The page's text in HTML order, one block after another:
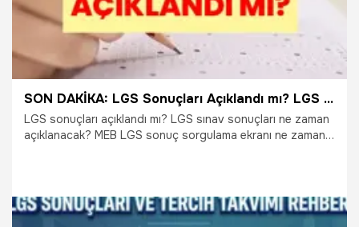
SON DAKİKA: LGS Sonuçları Açıklandı mı? LGS Sınav Sonuçları Ne Zaman Açıklanacak? Liselere Geçiş Sistemi Sınav Sonuçları Hangi Tarihte Açıklanacak?
LGS sonuçları açıklandı mı? LGS sınav sonuçları ne zaman
açıklanacak? MEB LGS sonuç sorgulama ekranı ne zaman
resmi takvime göre LGS sonuçlarının yayımlanacağı tarih
netleşti. Peki LGS sonuçları hangi gün açıklanacak, tercih